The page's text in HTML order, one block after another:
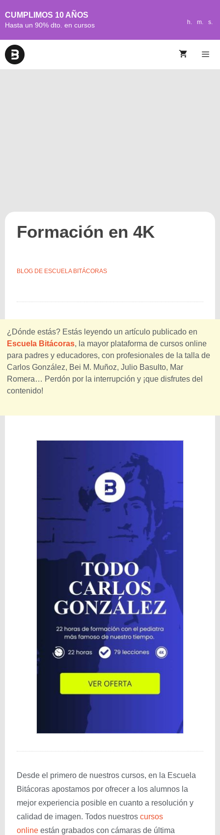
CUMPLIMOS 10 AÑOS
Hasta un 90% dto. en cursos h. m. s.
Formación en 4K
BLOG DE ESCUELA BITÁCORAS
¿Dónde estás? Estás leyendo un artículo publicado en
Escuela Bitácoras, la mayor plataforma de cursos online
para padres y educadores, con profesionales de la talla de
Carlos González, Bei M. Muñoz, Julio Basulto, Mar
Romera… Perdón por la interrupción y ¡que disfrutes del
contenido!
Desde el primero de nuestros cursos, en la Escuela
Bitácoras apostamos por ofrecer a los alumnos la
mejor experiencia posible en cuanto a resolución y
calidad de imagen. Todos nuestros cursos
online están grabados con cámaras de última